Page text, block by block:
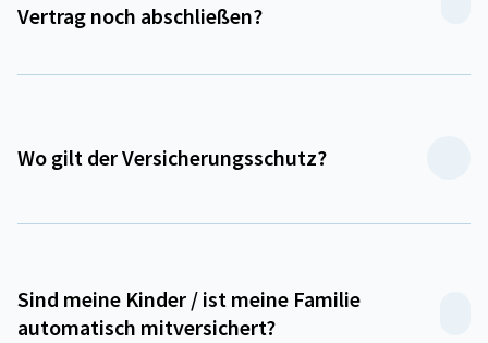
Vertrag noch abschließen?
Wo gilt der Versicherungsschutz?
Sind meine Kinder / ist meine Familie
automatisch mitversichert?